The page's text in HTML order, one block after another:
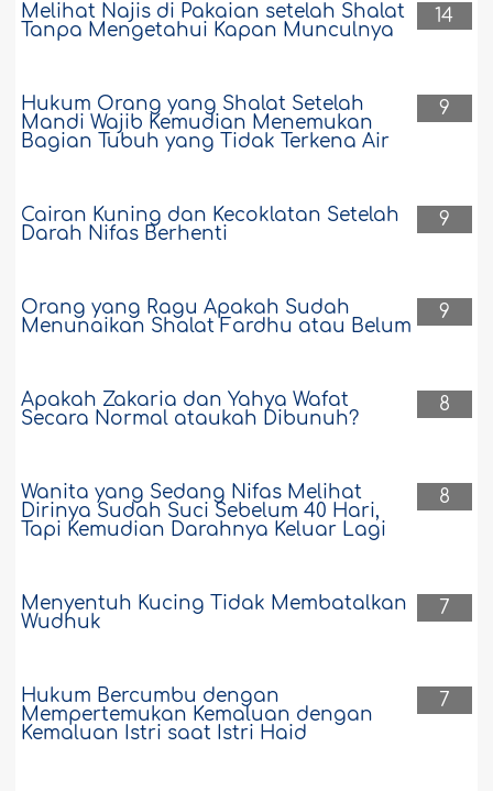
14
Melihat Najis di Pakaian setelah Shalat
Tanpa Mengetahui Kapan Munculnya
9
Hukum Orang yang Shalat Setelah
Mandi Wajib Kemudian Menemukan
Bagian Tubuh yang Tidak Terkena Air
9
Cairan Kuning dan Kecoklatan Setelah
Darah Nifas Berhenti
9
Orang yang Ragu Apakah Sudah
Menunaikan Shalat Fardhu atau Belum
8
Apakah Zakaria dan Yahya Wafat
Secara Normal ataukah Dibunuh?
8
Wanita yang Sedang Nifas Melihat
Dirinya Sudah Suci Sebelum 40 Hari,
Tapi Kemudian Darahnya Keluar Lagi
7
Menyentuh Kucing Tidak Membatalkan
Wudhuk
7
Hukum Bercumbu dengan
Mempertemukan Kemaluan dengan
Kemaluan Istri saat Istri Haid